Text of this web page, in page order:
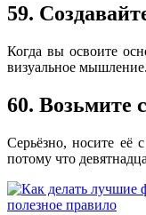
59.
Когда вы освоите
визуальное мышление.
60. Возьмите
Серьёзно, носите её
потому что